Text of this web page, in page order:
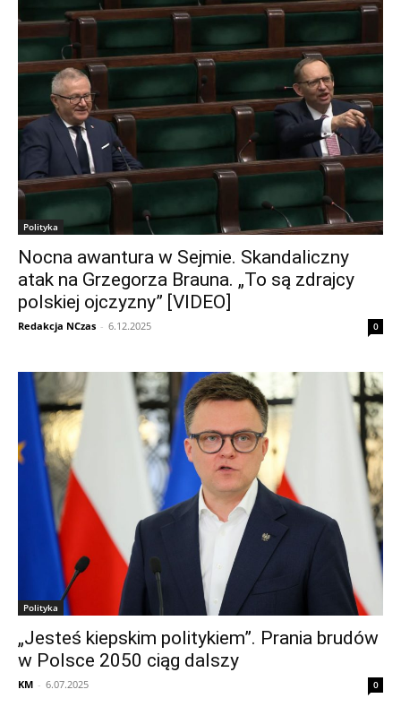
Polityka
Nocna awantura w Sejmie. Skandaliczny
atak na Grzegorza Brauna. „To są zdrajcy
polskiej ojczyzny” [VIDEO]
Redakcja NCzas - 6.12.2025 0
Polityka
„Jesteś kiepskim politykiem”. Prania brudów
w Polsce 2050 ciąg dalszy
KM - 6.07.2025 0